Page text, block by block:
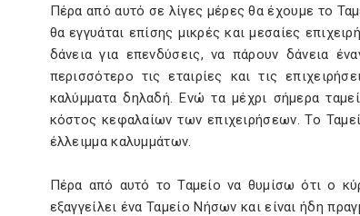
Πέρα από αυτό σε λίγες μέρες θα έχουμε το
θα εγγυάται επίσης μικρές και μεσαίες
δάνεια για επενδύσεις, να πάρουν δάνεια
περισσότερο τις εταιρίες και τις
καλύμματα δηλαδή. Ενώ τα μέχρι σήμερα
κόστος κεφαλαίων των επιχειρήσεων. Το
έλλειμμα καλυμμάτων.
Πέρα από αυτό το Ταμείο να θυμίσω ότι ο
εξαγγείλει ένα Ταμείο Νήσων και είναι ήδη